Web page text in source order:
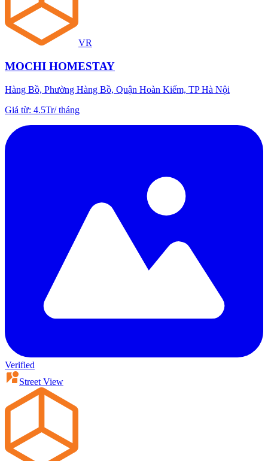
VR
MOCHI HOMESTAY
Hàng Bồ, Phường Hàng Bồ, Quận Hoàn Kiếm, TP Hà Nội
Giá từ: 4.5Tr/tháng
Verified
Street View